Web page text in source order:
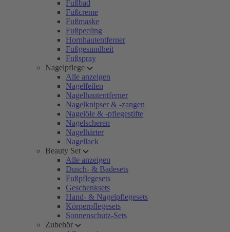
Fußbad
Fußcreme
Fußmaske
Fußpeeling
Hornhautentferner
Fußgesundheit
Fußspray
Nagelpflege
Alle anzeigen
Nagelfeilen
Nagelhautentferner
Nagelknipser & -zangen
Nagelöle & -pflegestifte
Nagelscheren
Nagelhärter
Nagellack
Beauty Set
Alle anzeigen
Dusch- & Badesets
Fußpflegesets
Geschenksets
Hand- & Nagelpflegesets
Körperpflegesets
Sonnenschutz-Sets
Zubehör